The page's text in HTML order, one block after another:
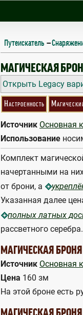
Путеискатель —
МАГИЧЕСКАЯ
MAGIC ARMOR
Открыть Legacy
Настроенность
Источник Основная
Использование
Комплект
начертанными на
от брони, а
Указанная далее
полных латных
рассветного серебра.
МАГИЧЕСКАЯ БРОНЯ
Источник Основная
Цена 160 зм
На этой броне есть